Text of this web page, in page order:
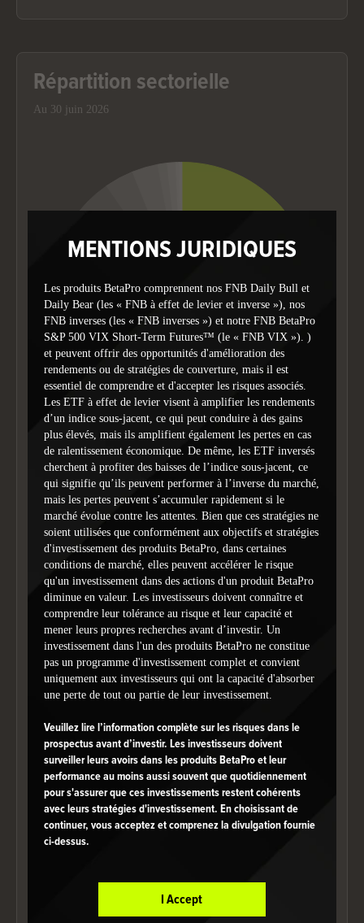
Répartition sectorielle
Au 30 juin 2026
End of interactive chart.
Catégorie Pondération
Technologies de l'information
Service de communication 12.10%
Biens de consommation 10.66%
Services aux consommateurs 6.23%
Soins de santé
Services industriels 3.15%
Services publics
Matériaux
Énergie 0.45%
Autres 0.30%
Les titres sont susceptibles de changer. La liste complète sera bientôt
Meilleure exposition
MENTIONS JURIDIQUES
Les produits BetaPro comprennent nos FNB Daily Bull et
Daily Bear (les « FNB à effet de levier et inverse »), nos
FNB inverses (les « FNB inverses ») et notre FNB BetaPro
S&P 500 VIX Short-Term Futures™ (le « FNB VIX »). )
et peuvent offrir des opportunités d'amélioration des
rendements ou de stratégies de couverture, mais il est
essentiel de comprendre et d'accepter les risques associés.
Les ETF à effet de levier visent à amplifier les rendements
d’un indice sous-jacent, ce qui peut conduire à des gains
plus élevés, mais ils amplifient également les pertes en cas
de ralentissement économique. De même, les ETF inversés
cherchent à profiter des baisses de l’indice sous-jacent, ce
qui signifie qu’ils peuvent performer à l’inverse du marché,
mais les pertes peuvent s’accumuler rapidement si le
marché évolue contre les attentes. Bien que ces stratégies ne
soient utilisées que conformément aux objectifs et stratégies
d'investissement des produits BetaPro, dans certaines
conditions de marché, elles peuvent accélérer le risque
qu'un investissement dans des actions d'un produit BetaPro
diminue en valeur. Les investisseurs doivent connaître et
comprendre leur tolérance au risque et leur capacité et
mener leurs propres recherches avant d’investir. Un
investissement dans l'un des produits BetaPro ne constitue
pas un programme d'investissement complet et convient
uniquement aux investisseurs qui ont la capacité d'absorber
une perte de tout ou partie de leur investissement.
Veuillez lire l’information complète sur les risques dans le
prospectus avant d’investir. Les investisseurs doivent
surveiller leurs avoirs dans les produits BetaPro et leur
performance au moins aussi souvent que quotidiennement
pour s'assurer que ces investissements restent cohérents
avec leurs stratégies d'investissement. En choisissant de
continuer, vous acceptez et comprenez la divulgation fournie
ci-dessus.
I Accept